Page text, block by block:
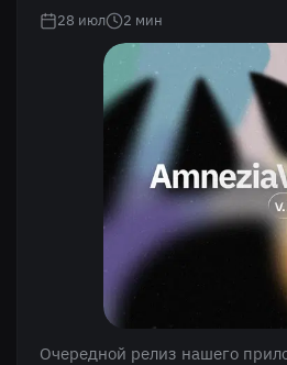
28 июл 2 мин
Очередной релиз нашего